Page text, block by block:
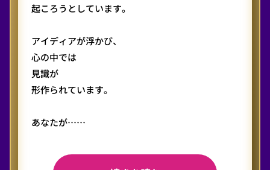
起ころうとしています。
アイディアが浮かび、
心の中では
見識が
形作られています。
あなたが……